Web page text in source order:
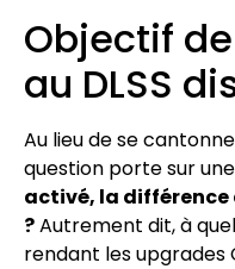
Objectif
au DLSS
Au lieu de se
question porte sur
activé, la différence
?Autrement dit, à
rendant les upgrades